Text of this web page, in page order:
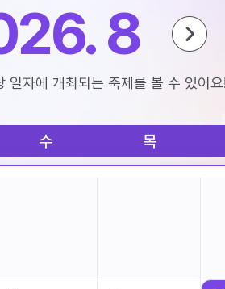
8
일자에 개최되는 축제를 볼 수 있어
수 목